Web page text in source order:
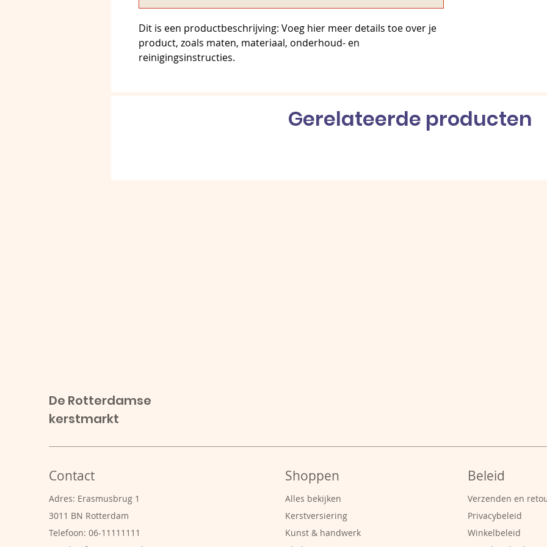
Dit is een productbeschrijving: Voeg hier meer details toe over je
product, zoals maten, materiaal, onderhoud- en
reinigingsinstructies.
Gerelateerde producten
De Rotterdamse
kerstmarkt
Contact
Adres: Erasmusbrug 1
3011 BN Rotterdam
Telefoon: 06-11111111
Shoppen
Alles bekijken
Kerstversiering
Kunst & handwerk
Beleid
Verzenden en
Privacybeleid
Winkelbeleid